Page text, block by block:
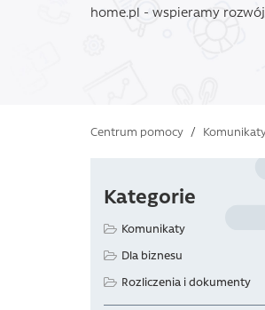
home.pl - wspieramy
Centrum pomocy /
Kategorie
Komunikaty
Dla biznesu
Rozliczenia i dokumenty